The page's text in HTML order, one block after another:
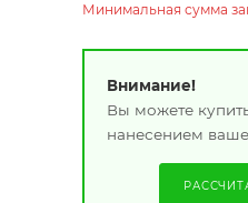
Минимальная сумма
Внимание!
Вы можете
нанесением